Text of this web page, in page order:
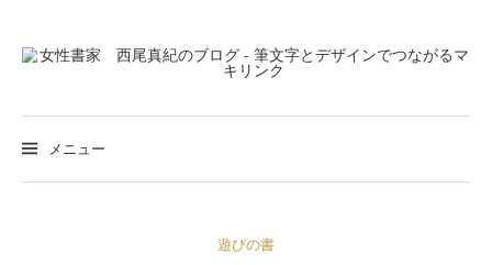
ン
ン
ツ
メニュー
検
遊びの書